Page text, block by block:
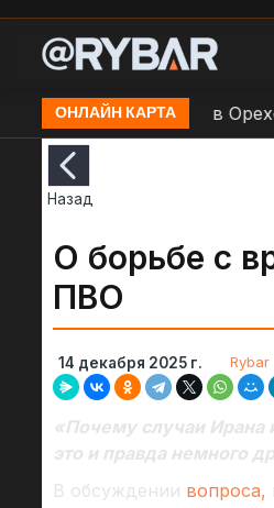
ОНЛАЙН КАРТА
по переправе ВСУ в
Назад
О борьбе с
ПВО
14 декабря 2025 г. Rybar
«Почему случаи Ирана
это и правда немного
В обсуждении вопроса,